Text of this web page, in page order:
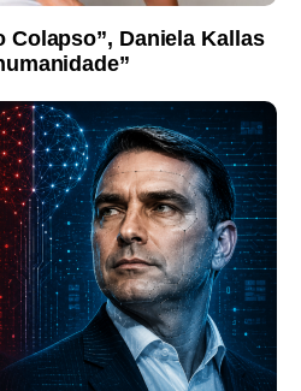
Colapso”, Daniela Kallas